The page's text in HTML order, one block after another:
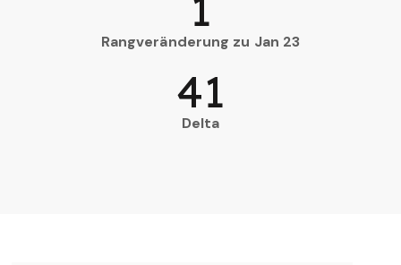
Rangveränderung zu Jan 23
Delta
41